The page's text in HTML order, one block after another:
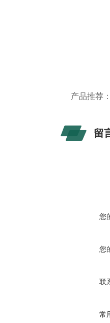
产品推荐
留
您
您
联
常